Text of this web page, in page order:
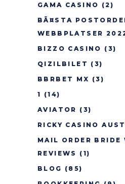
GAMA CASINO (2)
BÃ¤STA
WEBBPLATSER
BIZZO CASINO (3)
QIZILBILET (3)
BBRBET MX (3)
1 (14)
AVIATOR (3)
RICKY CASINO
MAIL ORDER BRIDE
REVIEWS
(1)
BLOG (85)